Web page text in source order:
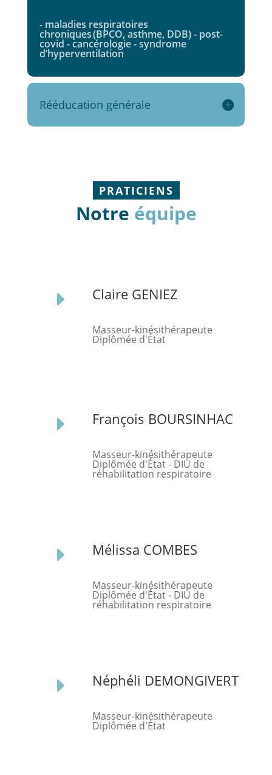
- maladies respiratoires
chroniques (BPCO, asthme, DDB) - post-
covid - cancérologie - syndrome
d’hyperventilation
Rééducation générale
PRATICIENS
Notre équipe
E Claire GENIEZ
Masseur-kinésithérapeute
Diplômée d'État
E François BOURSINHAC
Masseur-kinésithérapeute
Diplômée d'État - DIU de
réhabilitation respiratoire
E Mélissa COMBES
Masseur-kinésithérapeute
Diplômée d'État - DIU de
réhabilitation respiratoire
E Néphéli DEMONGIVERT
Masseur-kinésithérapeute
Diplômée d'État